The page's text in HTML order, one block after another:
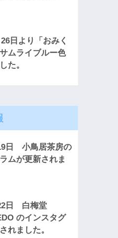
日より「おみく
ムライブルー色
た。
日 小鳥居茶房の
ムが更新されま
日 白梅堂
のインスタグ
れました。